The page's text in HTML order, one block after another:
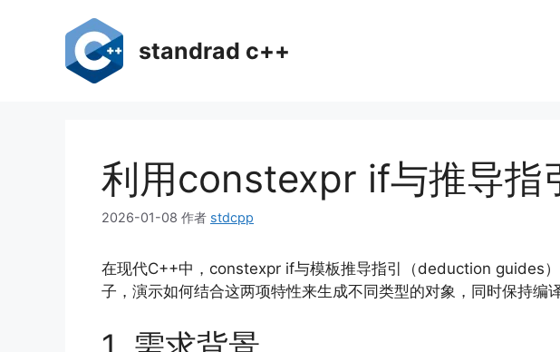
standrad c++
利用constexpr if与推导指
2026-01-08 作者 stdcpp
在现代C++中，constexpr if与模板推导指引（deduction guides
子，演示如何结合这两项特性来生成不同类型的对象，同时保持编